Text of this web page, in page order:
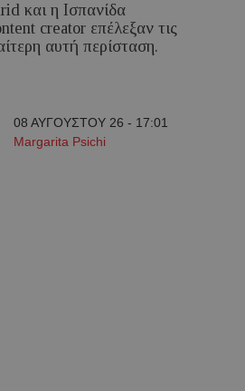
και η Ισπανίδα
creator επέλεξαν τις
αυτή περίσταση.
08 ΑΥΓΟΥΣΤΟΥ 26 - 17:01
Margarita Psichi